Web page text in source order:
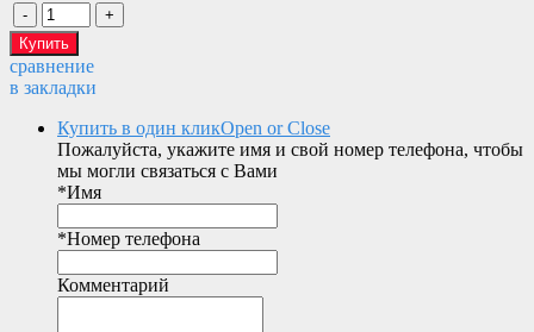
сравнение
в закладки
Купить в один кликOpen or Close
Пожалуйста, укажите имя и свой номер телефона, чтобы
мы могли связаться с Вами
*Имя
*Номер телефона
Комментарий